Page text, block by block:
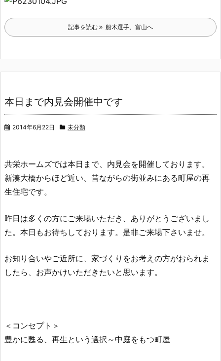
記事を読む 船木選手、富山へ
本日まで内見会開催中です
2014年6月22日 未分類
共栄ホームズでは本日まで、内見会を開催しております。
新湊大橋からほど近い、昔ながらの街並みにある町屋の再
生住宅です。
昨日は多くの方にご来場いただき、ありがとうございまし
た。 本日もお待ちしております。是非ご来場下さいませ。
お知り合いやご近所に、家づくりをお考えの方がおられま
したら、お声かけいただきたいと思います。
＜コンセプト＞
豊かに甦る、再生という選択～中庭をもつ町屋